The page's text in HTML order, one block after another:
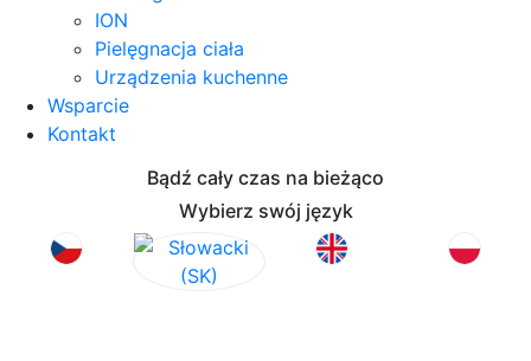
ION
Pielęgnacja ciała
Urządzenia kuchenne
Wsparcie
Kontakt
Bądź cały czas na bieżąco
Wybierz swój język